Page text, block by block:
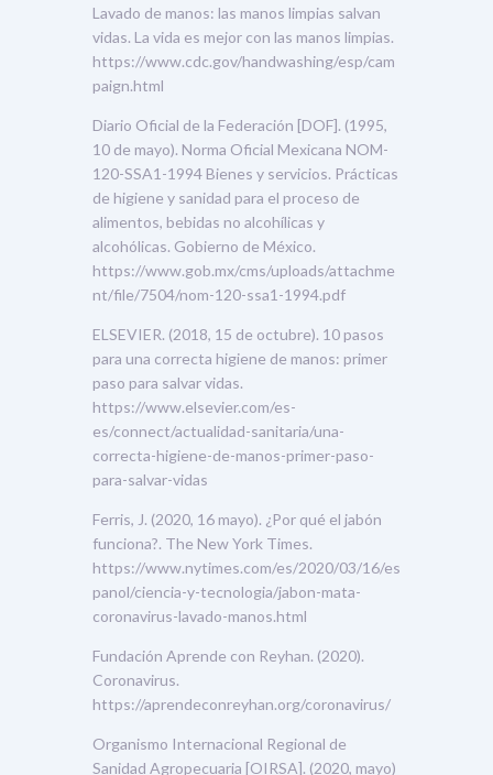
Lavado de manos: las manos limpias salvan
vidas. La vida es mejor con las manos limpias.
https://www.cdc.gov/handwashing/esp/cam
paign.html
Diario Oficial de la Federación [DOF]. (1995,
10 de mayo). Norma Oficial Mexicana NOM-
120-SSA1-1994 Bienes y servicios. Prácticas
de higiene y sanidad para el proceso de
alimentos, bebidas no alcohílicas y
alcohólicas. Gobierno de México.
https://www.gob.mx/cms/uploads/attachme
nt/file/7504/nom-120-ssa1-1994.pdf
ELSEVIER. (2018, 15 de octubre). 10 pasos
para una correcta higiene de manos: primer
paso para salvar vidas.
https://www.elsevier.com/es-
es/connect/actualidad-sanitaria/una-
correcta-higiene-de-manos-primer-paso-
para-salvar-vidas
Ferris, J. (2020, 16 mayo). ¿Por qué el jabón
funciona?. The New York Times.
https://www.nytimes.com/es/2020/03/16/es
panol/ciencia-y-tecnologia/jabon-mata-
coronavirus-lavado-manos.html
Fundación Aprende con Reyhan. (2020).
Coronavirus.
https://aprendeconreyhan.org/coronavirus/
Organismo Internacional Regional de
Sanidad Agropecuaria [OIRSA]. (2020, mayo)